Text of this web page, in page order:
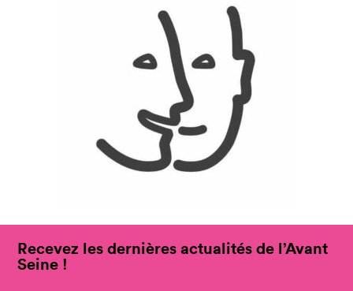
Recevez les dernières actualités de l’Avant
Seine !